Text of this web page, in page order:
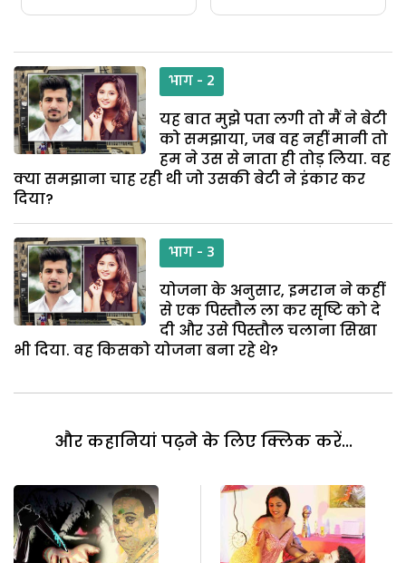
भाग - 2
यह बात मुझे पता लगी तो मैं ने बेटी
को समझाया, जब वह नहीं मानी तो
हम ने उस से नाता ही तोड़ लिया. वह
क्या समझाना चाह रही थी जो उसकी बेटी ने इंकार कर
दिया?
भाग - 3
योजना के अनुसार, इमरान ने कहीं
से एक पिस्तौल ला कर सृष्टि को दे
दी और उसे पिस्तौल चलाना सिखा
भी दिया. वह किसको योजना बना रहे थे?
और कहानियां पढ़ने के लिए क्लिक करें...